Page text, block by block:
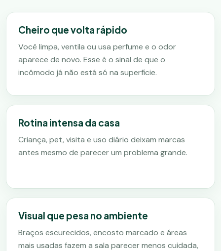
Cheiro que volta rápido
Você limpa, ventila ou usa perfume e o odor
aparece de novo. Esse é o sinal de que o
incômodo já não está só na superfície.
Rotina intensa da casa
Criança, pet, visita e uso diário deixam marcas
antes mesmo de parecer um problema grande.
Visual que pesa no ambiente
Braços escurecidos, encosto marcado e áreas
mais usadas fazem a sala parecer menos cuidada,